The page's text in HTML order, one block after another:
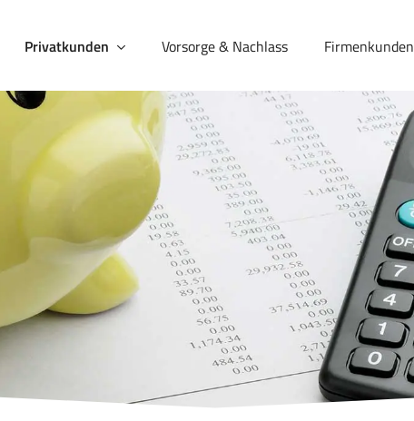
Privatkunden Vorsorge & Nachlass Firmenkunden